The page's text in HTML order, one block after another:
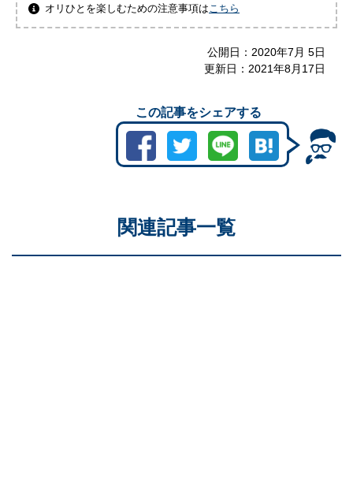
オリひとを楽しむための注意事項はこちら
公開日： 2020年7月 5日
更新日： 2021年8月17日
この記事をシェアする
関連記事一覧